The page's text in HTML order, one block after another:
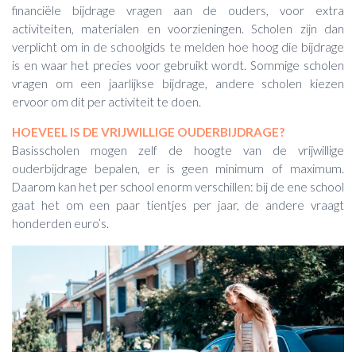
financiële bijdrage vragen aan de ouders, voor extra
activiteiten, materialen en voorzieningen. Scholen zijn dan
verplicht om in de schoolgids te melden hoe hoog die bijdrage
is en waar het precies voor gebruikt wordt. Sommige scholen
vragen om een jaarlijkse bijdrage, andere scholen kiezen
ervoor om dit per activiteit te doen.
HOEVEEL IS DE VRIJWILLIGE OUDERBIJDRAGE?
Basisscholen mogen zelf de hoogte van de vrijwillige
ouderbijdrage bepalen, er is geen minimum of maximum.
Daarom kan het per school enorm verschillen: bij de ene school
gaat het om een paar tientjes per jaar, de andere vraagt
honderden euro’s.